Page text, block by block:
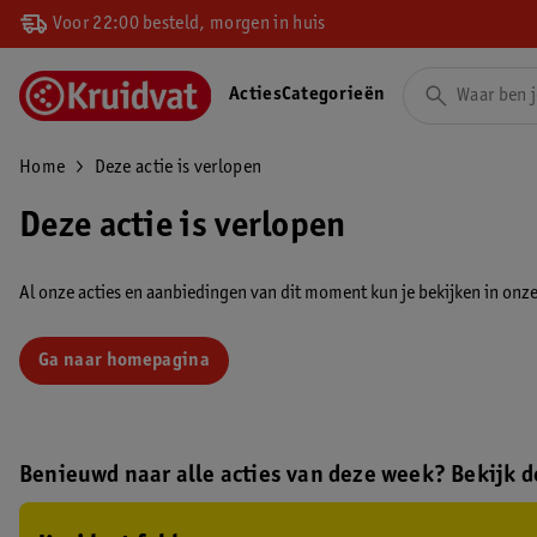
Voor 22:00 besteld, morgen in huis
ActiesCategorieën
Home Deze actie is verlopen
Deze actie is verlopen
Al onze acties en aanbiedingen van dit moment kun je bekijken in
Ga naar homepagina
Benieuwd naar alle acties van deze week? Bekijk